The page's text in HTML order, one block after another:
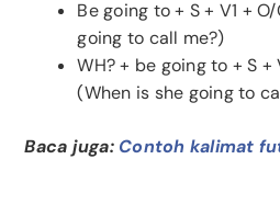
Be going to + S + V1 +
going to call me?)
WH? + be going to + S
(When is she going to
Baca juga:Contoh kalimat